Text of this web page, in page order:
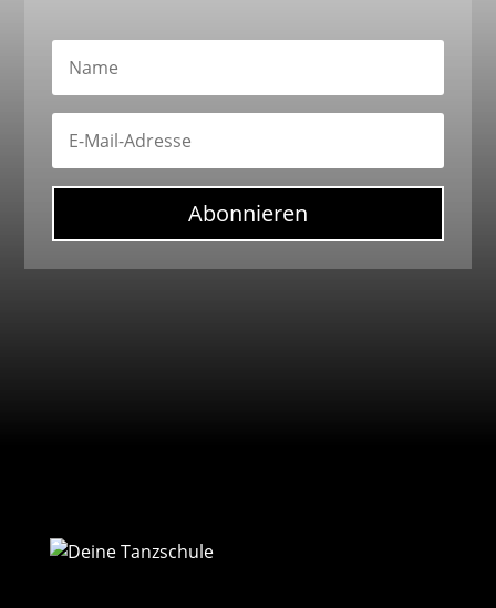
Abonnieren